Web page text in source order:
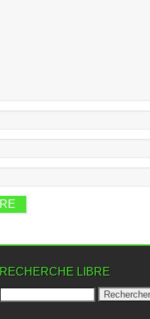
RECHERCHE LIBRE